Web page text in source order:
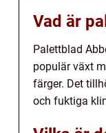
Vad är
Palettblad
populär växt
färger. Det
och fuktiga